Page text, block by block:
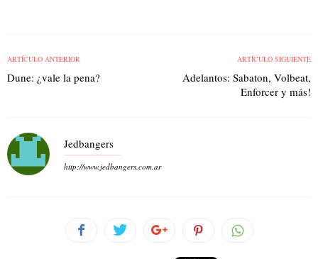
ARTÍCULO ANTERIOR
Dune: ¿vale la pena?
ARTÍCULO SIGUIENTE
Adelantos: Sabaton, Volbeat,
Enforcer y más!
Jedbangers
http://www.jedbangers.com.ar